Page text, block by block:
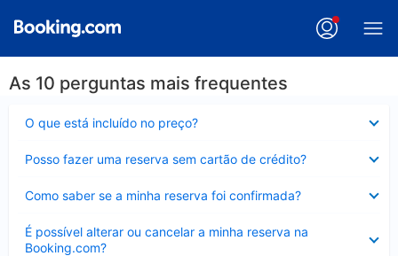
As 10 perguntas mais frequentes
O que está incluído no preço?
Posso fazer uma reserva sem cartão de crédito?
Como saber se a minha reserva foi confirmada?
É possível alterar ou cancelar a minha reserva na
Booking.com?
Contraído